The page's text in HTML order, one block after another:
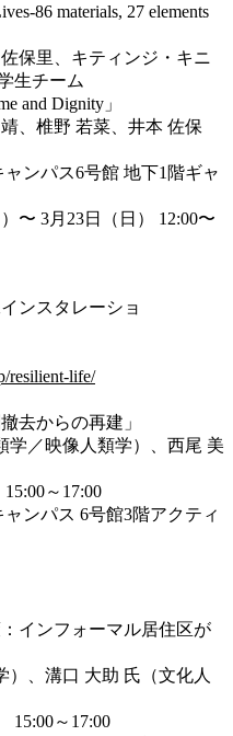
86 materials, 27 elements
保里、キティンジ・キニ
生チーム
and Dignity」
、椎野 若菜、井本 佐保
ンパス6号館 地下1階ギャ
〜 3月23日（日） 12:00〜
ンスタレーショ
resilient-life/
去からの再建」
学／映像人類学）、西尾 美
～17:00
ンパス 6号館3階アクティ
インフォーマル居住区が
）、溝口 大助 氏（文化人
15:00～17:00